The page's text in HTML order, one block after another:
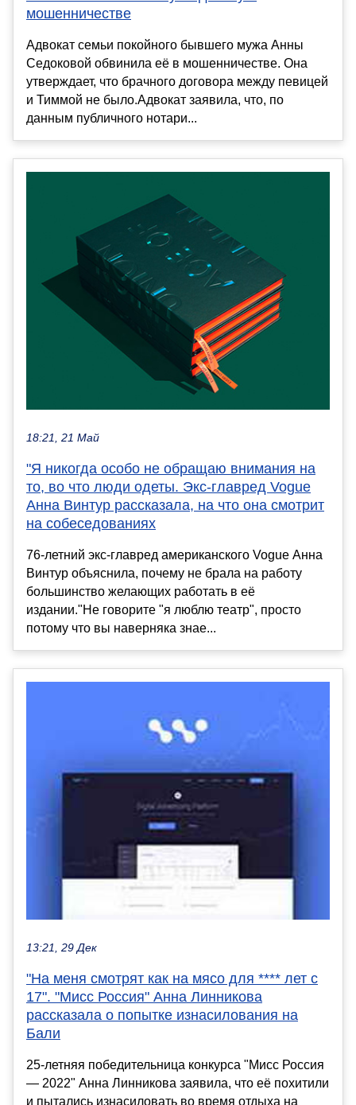
мошенничестве
Адвокат семьи покойного бывшего мужа Анны
Седоковой обвинила её в мошенничестве. Она
утверждает, что брачного договора между певицей
и Тиммой не было.Адвокат заявила, что, по
данным публичного нотари...
18:21, 21 Май
"Я никогда особо не обращаю внимания на
то, во что люди одеты. Экс-главред Vogue
Анна Винтур рассказала, на что она смотрит
на собеседованиях
76-летний экс-главред американского Vogue Анна
Винтур объяснила, почему не брала на работу
большинство желающих работать в её
издании."Не говорите "я люблю театр", просто
потому что вы наверняка знае...
13:21, 29 Дек
"На меня смотрят как на мясо для **** лет с
17". "Мисс Россия" Анна Линникова
рассказала о попытке изнасилования на
Бали
25-летняя победительница конкурса "Мисс Россия
— 2022" Анна Линникова заявила, что её похитили
и пытались изнасиловать во время отдыха на